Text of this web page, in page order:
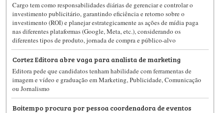
Cargo tem como responsabilidades diárias de gerenciar e controlar o
investimento publicitário, garantindo eficiência e retorno sobre o
investimento (ROI) e planejar estrategicamente as ações de mídia paga
nas diferentes plataformas (Google, Meta, etc.), considerando os
diferentes tipos de produto, jornada de compra e público-alvo
Cortez Editora abre vaga para analista de marketing
Editora pede que candidatos tenham habilidade com ferramentas de
imagem e vídeo e graduação em Marketing, Publicidade, Comunicação
ou Jornalismo
Boitempo procura por pessoa coordenadora de eventos